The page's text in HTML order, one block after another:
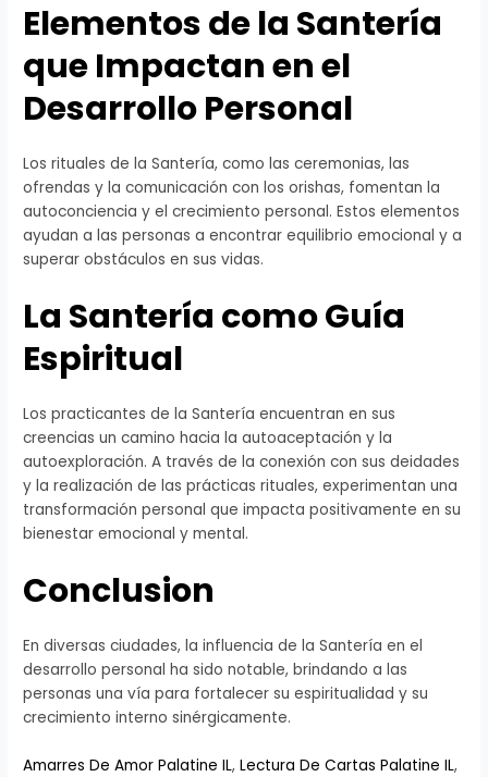
Elementos de la Santería
que Impactan en el
Desarrollo Personal
Los rituales de la Santería, como las ceremonias, las
ofrendas y la comunicación con los orishas, fomentan la
autoconciencia y el crecimiento personal. Estos elementos
ayudan a las personas a encontrar equilibrio emocional y a
superar obstáculos en sus vidas.
La Santería como Guía
Espiritual
Los practicantes de la Santería encuentran en sus
creencias un camino hacia la autoaceptación y la
autoexploración. A través de la conexión con sus deidades
y la realización de las prácticas rituales, experimentan una
transformación personal que impacta positivamente en su
bienestar emocional y mental.
Conclusion
En diversas ciudades, la influencia de la Santería en el
desarrollo personal ha sido notable, brindando a las
personas una vía para fortalecer su espiritualidad y su
crecimiento interno sinérgicamente.
Amarres De Amor Palatine IL,Lectura De Cartas Palatine IL,